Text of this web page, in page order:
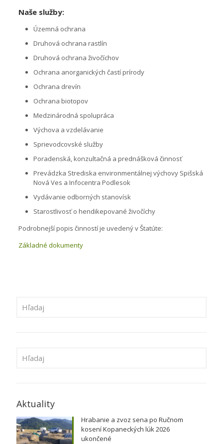
Naše služby:
Územná ochrana
Druhová ochrana rastlín
Druhová ochrana živočíchov
Ochrana anorganických častí prírody
Ochrana drevín
Ochrana biotopov
Medzinárodná spolupráca
Výchova a vzdelávanie
Sprievodcovské služby
Poradenská, konzultačná a prednášková činnosť
Prevádzka Strediska environmentálnej výchovy Spišská
Nová Ves a Infocentra Podlesok
Vydávanie odborných stanovísk
Starostlivosť o hendikepované živočíchy
Podrobnejší popis činností je uvedený v Štatúte:
Základné dokumenty
Aktuality
Hrabanie a zvoz sena po Ručnom
kosení Kopaneckých lúk 2026
ukončené